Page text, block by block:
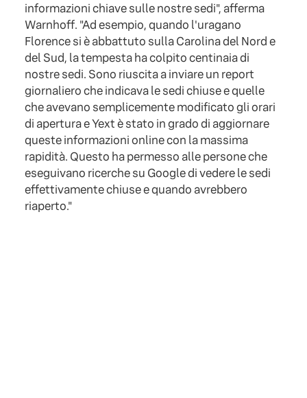
informazioni chiave sulle nostre sedi", afferma
Warnhoff. "Ad esempio, quando l'uragano
Florence si è abbattuto sulla Carolina del Nord e
del Sud, la tempesta ha colpito centinaia di
nostre sedi. Sono riuscita a inviare un report
giornaliero che indicava le sedi chiuse e quelle
che avevano semplicemente modificato gli orari
di apertura e Yext è stato in grado di aggiornare
queste informazioni online con la massima
rapidità. Questo ha permesso alle persone che
eseguivano ricerche su Google di vedere le sedi
effettivamente chiuse e quando avrebbero
riaperto."